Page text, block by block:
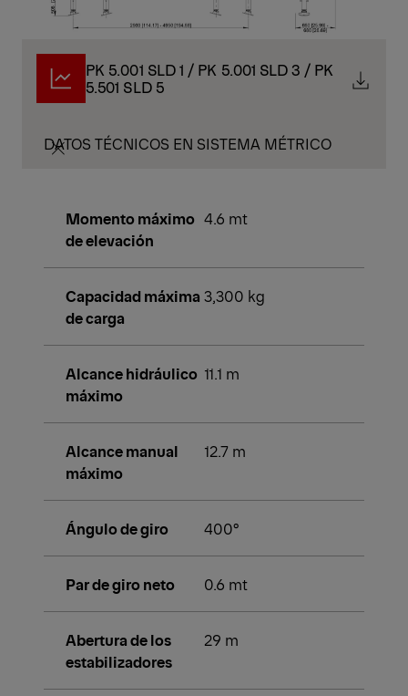
PK 5.001 SLD 1 / PK 5.001 SLD 3 / PK
5.501 SLD 5
DATOS TÉCNICOS EN SISTEMA MÉTRICO
Momento máximo
de elevación
4.6 mt
Capacidad máxima
de carga
3,300 kg
Alcance hidráulico
máximo
11.1 m
Alcance manual
máximo
12.7 m
Ángulo de giro 400°
Par de giro neto 0.6 mt
Abertura de los
estabilizadores
29 m